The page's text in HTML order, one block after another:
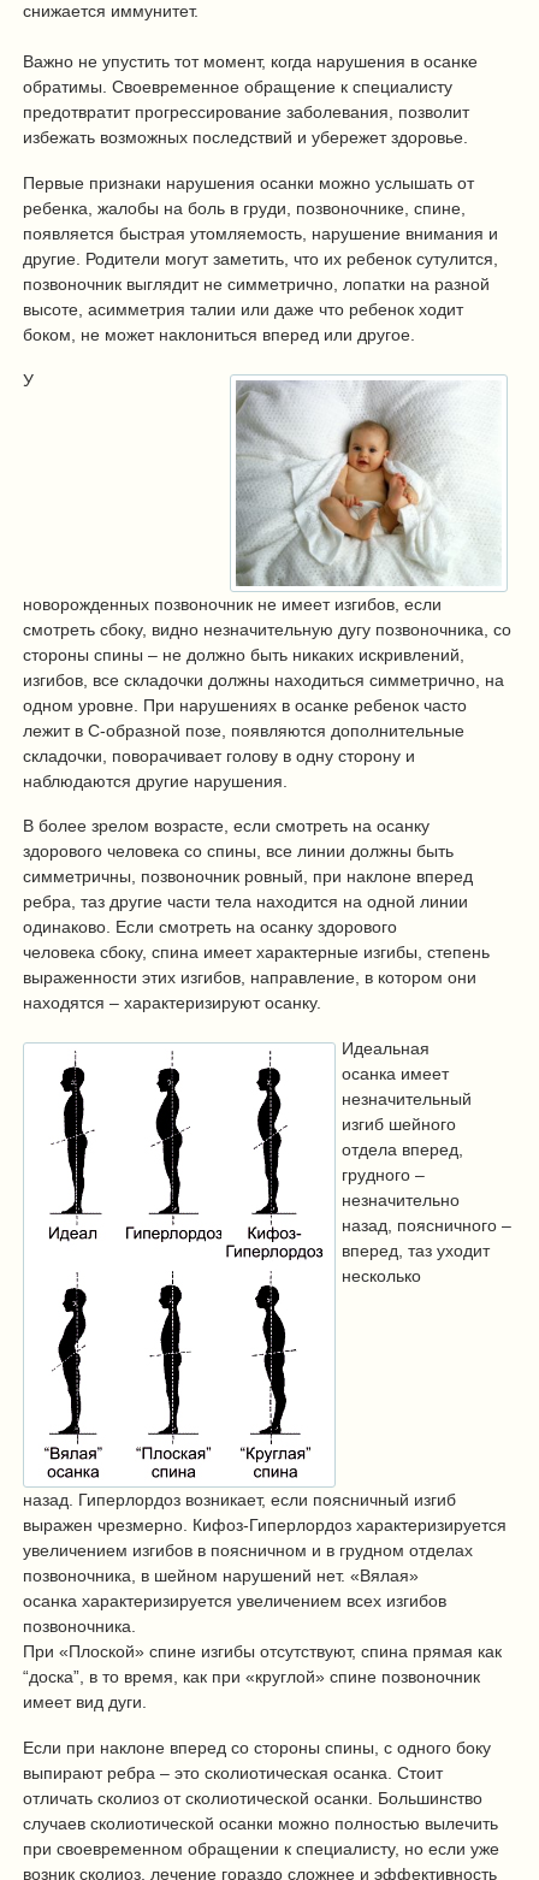
снижается иммунитет.
Важно не упустить тот момент, когда нарушения в осанке
обратимы. Своевременное обращение к специалисту
предотвратит прогрессирование заболевания, позволит
избежать возможных последствий и убережет здоровье.
Первые признаки нарушения осанки можно услышать от
ребенка, жалобы на боль в груди, позвоночнике, спине,
появляется быстрая утомляемость, нарушение внимания и
другие. Родители могут заметить, что их ребенок сутулится,
позвоночник выглядит не симметрично, лопатки на разной
высоте, асимметрия талии или даже что ребенок ходит
боком, не может наклониться вперед или другое.
У
новорожденных позвоночник не имеет изгибов, если
смотреть сбоку, видно незначительную дугу позвоночника, со
стороны спины – не должно быть никаких искривлений,
изгибов, все складочки должны находиться симметрично, на
одном уровне. При нарушениях в осанке ребенок часто
лежит в С-образной позе, появляются дополнительные
складочки, поворачивает голову в одну сторону и
наблюдаются другие нарушения.
В более зрелом возрасте, если смотреть на осанку
здорового человека со спины, все линии должны быть
симметричны, позвоночник ровный, при наклоне вперед
ребра, таз другие части тела находится на одной линии
одинаково. Если смотреть на осанку здорового
человека сбоку, спина имеет характерные изгибы, степень
выраженности этих изгибов, направление, в котором они
находятся – характеризируют осанку.
Идеальная
осанка имеет
незначительный
изгиб шейного
отдела вперед,
грудного –
незначительно
назад, поясничного –
вперед, таз уходит
несколько
назад. Гиперлордоз возникает, если поясничный изгиб
выражен чрезмерно. Кифоз-Гиперлордоз характеризируется
увеличением изгибов в поясничном и в грудном отделах
позвоночника, в шейном нарушений нет. «Вялая»
осанка характеризируется увеличением всех изгибов
позвоночника.
При «Плоской» спине изгибы отсутствуют, спина прямая как
“доска”, в то время, как при «круглой» спине позвоночник
имеет вид дуги.
Если при наклоне вперед со стороны спины, с одного боку
выпирают ребра – это сколиотическая осанка. Стоит
отличать сколиоз от сколиотической осанки. Большинство
случаев сколиотической осанки можно полностью вылечить
при своевременном обращении к специалисту, но если уже
возник сколиоз, лечение гораздо сложнее и эффективность